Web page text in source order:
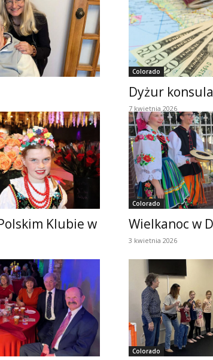
Colorado
Dyżur
7 kwietnia 2026
Klubie w
Colorado
Wielkanoc w
3 kwietnia 2026
Colorado